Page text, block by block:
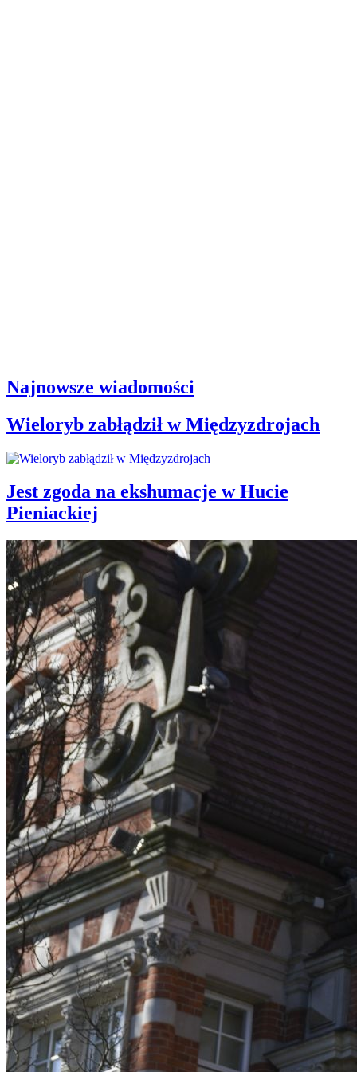
Najnowsze wiadomości
Wieloryb zabłądził w Międzyzdrojach
Jest zgoda na ekshumacje w Hucie
Pieniackiej